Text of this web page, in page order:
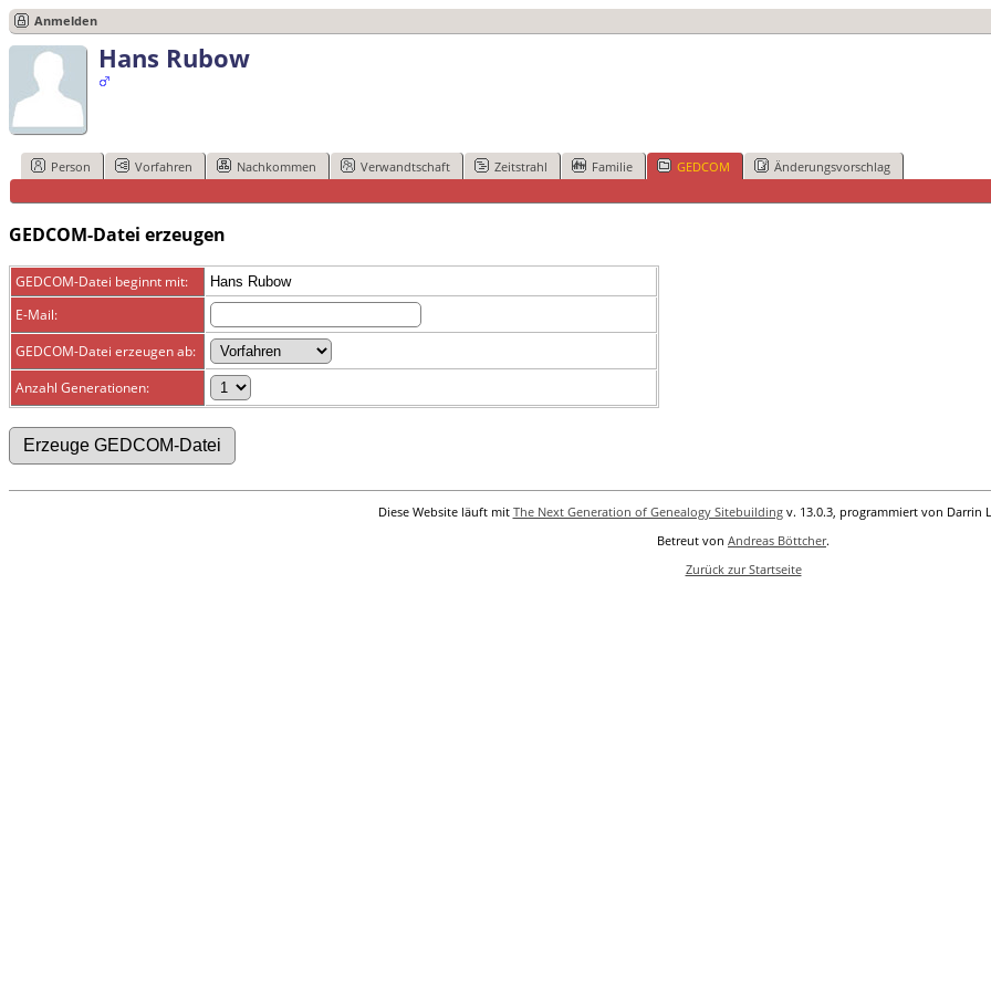
Anmelden
Hans Rubow
Person Vorfahren Nachkommen Verwandtschaft Zeitstrahl Familie GEDCOM Änderungsvorschlag
GEDCOM-Datei erzeugen
GEDCOM-Datei beginnt mit: Hans Rubow
E-Mail:
GEDCOM-Datei erzeugen ab:
Anzahl Generationen:
Diese Website läuft mit The Next Generation of Genealogy Sitebuildingv. 13.0.3, programmiert von Darrin
Betreut von Andreas Böttcher.
Zurück zur Startseite